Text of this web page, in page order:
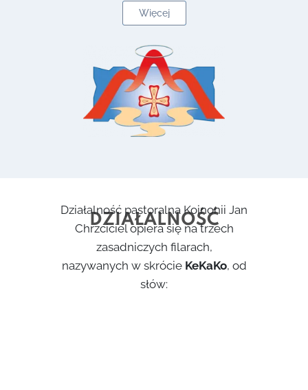
Więcej
DZIAŁALNOŚĆ
Działalność pastoralna Koinonii Jan
Chrzciciel opiera się na trzech
zasadniczych filarach,
nazywanych w skrócie KeKaKo, od
słów: